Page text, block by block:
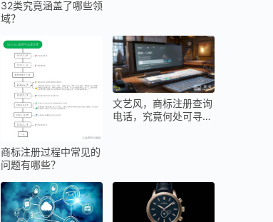
32类究竟涵盖了哪些领
域？
商标注册过程中常见的
问题有哪些？
文艺风，商标注册查询
电话，究竟何处可寻那
标注册查询电话，隐藏
着哪些不为人知的门